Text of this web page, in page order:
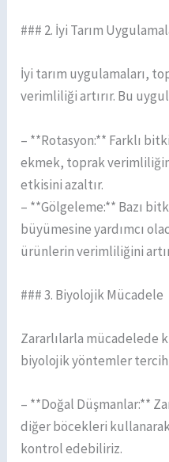
### 2. İyi Tarım
İyi tarım uygulamaları,
verimliliği artırır. Bu
– **Rotasyon:** Farklı
ekmek, toprak
etkisini azaltır.
– **Gölgeleme:** Bazı
büyümesine yardımcı
ürünlerin verimliliğini
### 3. Biyolojik Mücadele
Zararlılarla mücadelede
biyolojik yöntemler
– **Doğal Düşmanlar:**
diğer böcekleri
kontrol edebiliriz.